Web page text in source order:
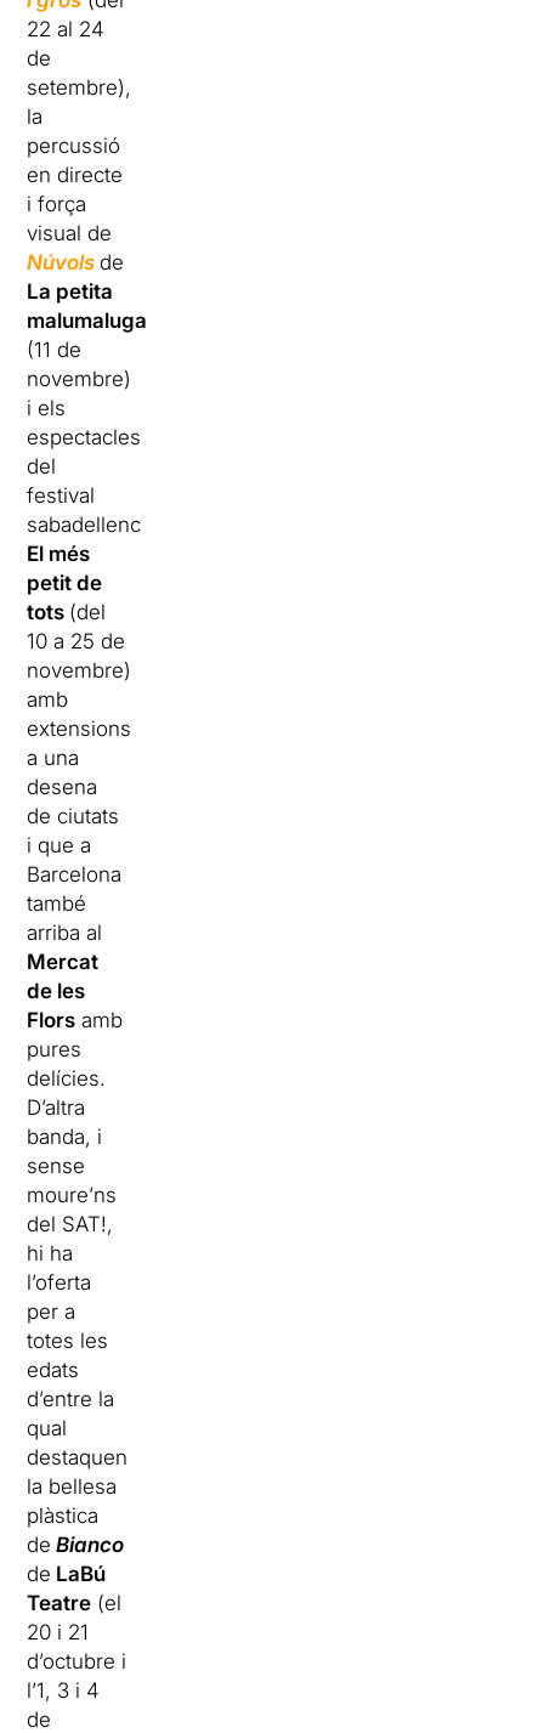
22 al 24
de
setembre),
la
percussió
en directe
i força
visual de
Núvolsde
La petita
malumaluga
(11 de
novembre)
i els
espectacles
del
festival
sabadellenc
El més
petit de
tots (del
10 a 25 de
novembre)
amb
extensions
a una
desena
de ciutats
i que a
Barcelona
també
arriba al
Mercat
de les
Flors amb
pures
delícies.
D’altra
banda, i
sense
moure’ns
del SAT!,
hi ha
l’oferta
per a
totes les
edats
d’entre la
qual
destaquen
la bellesa
plàstica
de Bianco
de LaBú
Teatre (el
20 i 21
d’octubre i
l’1, 3 i 4
de